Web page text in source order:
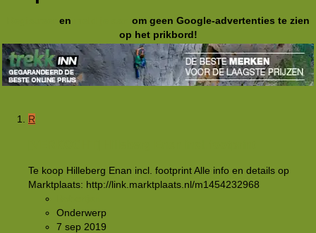
en
om geen Google-advertenties te zien
op het prikbord!
R
Te koop Hilleberg Enan incl. footprint Alle info en details op
Marktplaats: http://link.marktplaats.nl/m1454232968
Onderwerp
7 sep 2019